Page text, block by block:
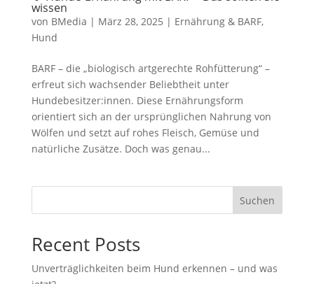
wissen
von BMedia | März 28, 2025 | Ernährung & BARF,
Hund
BARF – die „biologisch artgerechte Rohfütterung“ –
erfreut sich wachsender Beliebtheit unter
Hundebesitzer:innen. Diese Ernährungsform
orientiert sich an der ursprünglichen Nahrung von
Wölfen und setzt auf rohes Fleisch, Gemüse und
natürliche Zusätze. Doch was genau...
Suchen
Recent Posts
Unverträglichkeiten beim Hund erkennen – und was